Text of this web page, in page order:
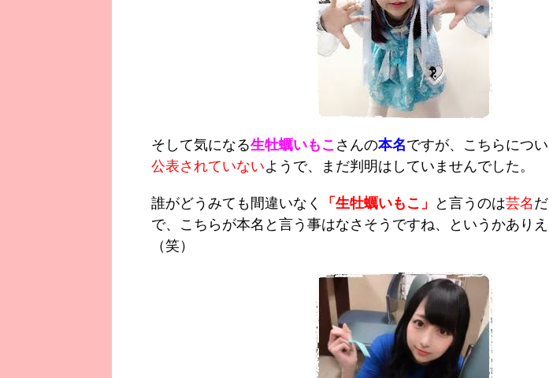
そして気になる生牡蠣いもこ さんの本名ですが、こちらにつ
公表されていないようで、まだ判明はしていませんでした。
誰がどうみても間違いなく 「生牡蠣いもこ」 と言うのは芸名
で、こちらが本名と言う事はなさそうですね、というかあり
（笑）